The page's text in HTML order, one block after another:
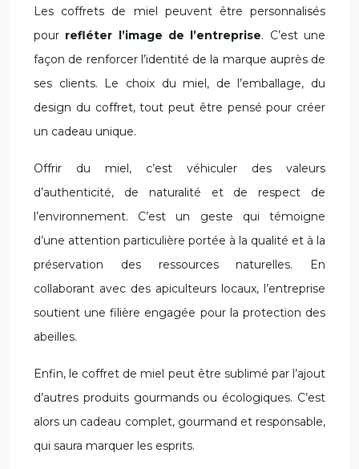
Les coffrets de miel peuvent être personnalisés
pour refléter l’image de l’entreprise. C’est une
façon de renforcer l’identité de la marque auprès de
ses clients. Le choix du miel, de l’emballage, du
design du coffret, tout peut être pensé pour créer
un cadeau unique.
Offrir du miel, c’est véhiculer des valeurs
d’authenticité, de naturalité et de respect de
l’environnement. C’est un geste qui témoigne
d’une attention particulière portée à la qualité et à la
préservation des ressources naturelles. En
collaborant avec des apiculteurs locaux, l’entreprise
soutient une filière engagée pour la protection des
abeilles.
Enfin, le coffret de miel peut être sublimé par l’ajout
d’autres produits gourmands ou écologiques. C’est
alors un cadeau complet, gourmand et responsable,
qui saura marquer les esprits.